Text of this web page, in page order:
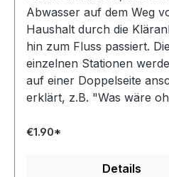
Abwasser auf dem Weg
Haushalt durch die
hin zum Fluss passiert. Die
einzelnen Stationen
auf einer Doppelseite
erklärt, z.B. "Was wäre
selbst für das Wasser tun?"
€1.90*
Details